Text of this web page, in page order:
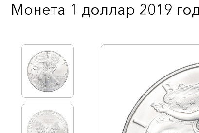
Монета 1 доллар 2019